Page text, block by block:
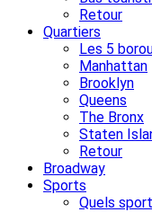
Retour
Quartiers
Les 5
Manhattan
Brooklyn
Queens
The Bronx
Staten
Retour
Broadway
Sports
Quels